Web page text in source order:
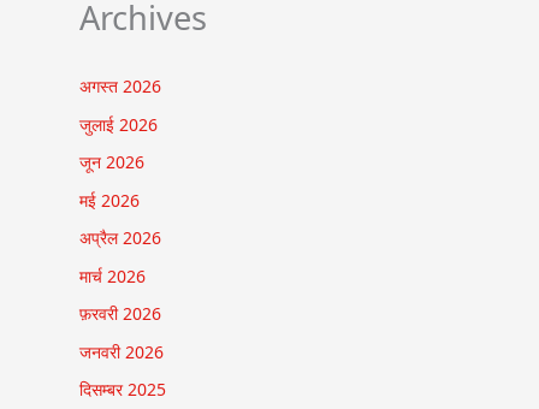
Archives
अगस्त 2026
जुलाई 2026
जून 2026
मई 2026
अप्रैल 2026
मार्च 2026
फ़रवरी 2026
जनवरी 2026
दिसम्बर 2025